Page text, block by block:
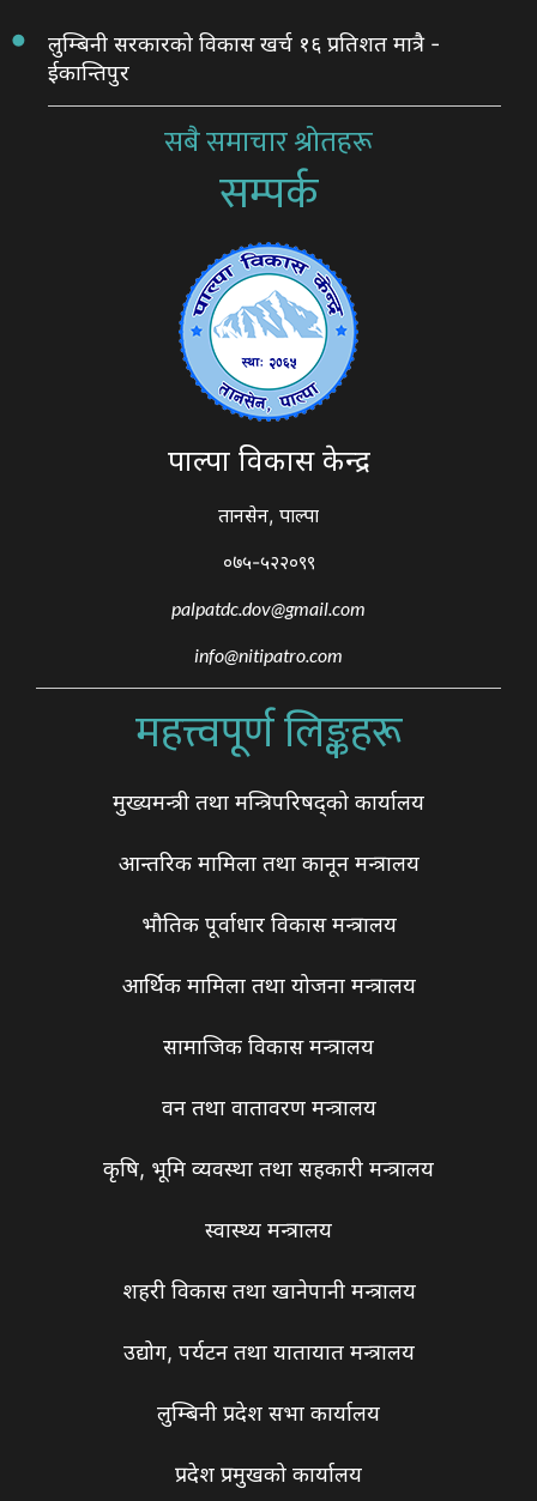
लुम्बिनी सरकारको विकास खर्च १६ प्रतिशत मात्रै -
ईकान्तिपुर
सबै समाचार श्रोतहरू
सम्पर्क
पाल्पा विकास केन्द्र
तानसेन, पाल्पा
०७५-५२२०९९
palpatdc.dov@gmail.com
info@nitipatro.com
महत्त्वपूर्ण लिङ्कहरू
मुख्यमन्त्री तथा मन्त्रिपरिषद्को कार्यालय
आन्तरिक मामिला तथा कानून मन्त्रालय
भौतिक पूर्वाधार विकास मन्त्रालय
आर्थिक मामिला तथा योजना मन्त्रालय
सामाजिक विकास मन्त्रालय
वन तथा वातावरण मन्त्रालय
कृषि, भूमि व्यवस्था तथा सहकारी मन्त्रालय
स्वास्थ्य मन्त्रालय
शहरी विकास तथा खानेपानी मन्त्रालय
उद्योग, पर्यटन तथा यातायात मन्त्रालय
लुम्बिनी प्रदेश सभा कार्यालय
प्रदेश प्रमुखको कार्यालय